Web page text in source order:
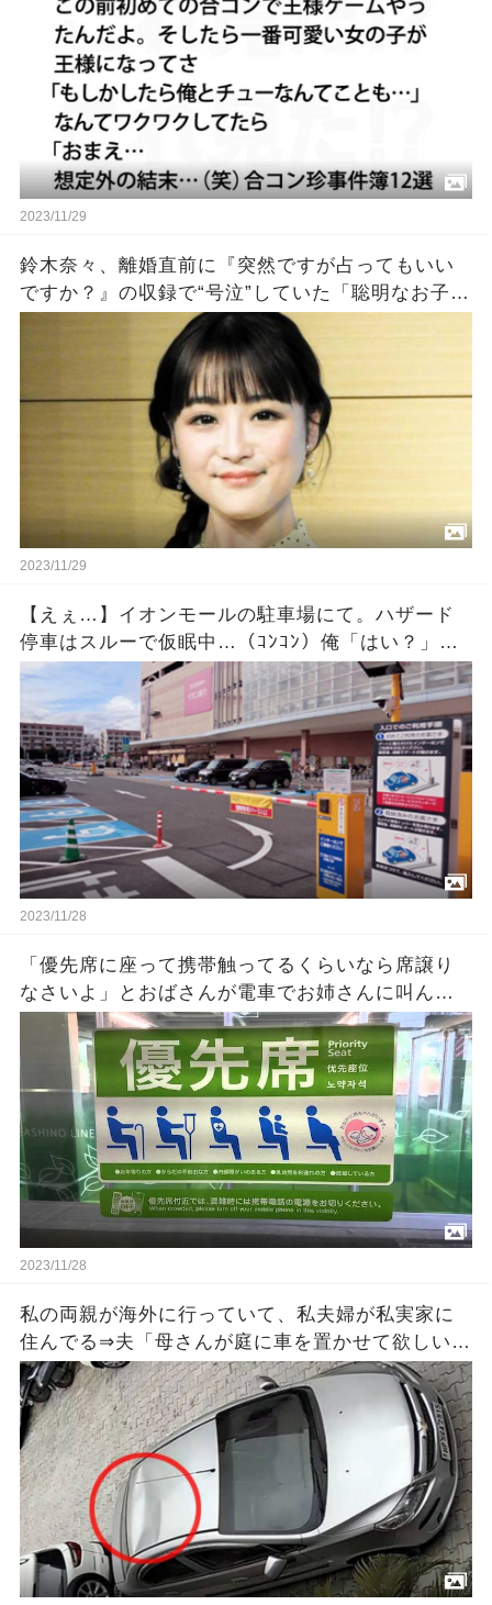
2023/11/29
鈴木奈々、離婚直前に『突然ですが占ってもいい
ですか？』の収録で“号泣”していた「聡明なお子さ
んを授かります」涙のウラにあった切実すぎる事
2023/11/29
【えぇ…】イオンモールの駐車場にて。ハザード
停車はスルーで仮眠中…（ｺﾝｺﾝ）俺「はい？」相
手『出ないんですか？』「休んでるだけだけ
ど・・・」 →
2023/11/28
「優先席に座って携帯触ってるくらいなら席譲り
なさいよ」とおばさんが電車でお姉さんに叫ん
だ！そうするとそのお姉さんが急に泣き出しまし
た・・ → その理由を知って今の日本の現状に情
けなくなってきた！
2023/11/28
私の両親が海外に行っていて、私夫婦が私実家に
住んでる⇒夫「母さんが庭に車を置かせて欲しいっ
て言うから庭つぶすね」私「無理だよ」⇒さらなる
ﾏｼﾞｷﾁ提案が待っていた…